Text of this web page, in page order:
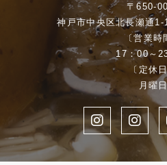
〒650-
神戸市中央区北長瀬通
〔営業時
17：00～
〔定休
月曜